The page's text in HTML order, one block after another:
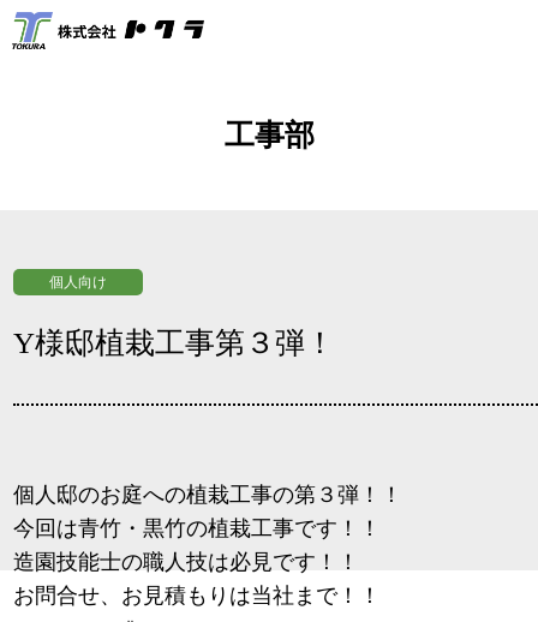
工事部
個人向け
Y様邸植栽工事第３弾！
個人邸のお庭への植栽工事の第３弾！！
今回は青竹・黒竹の植栽工事です！！
造園技能士の職人技は必見です！！
お問合せ、お見積もりは当社まで！！